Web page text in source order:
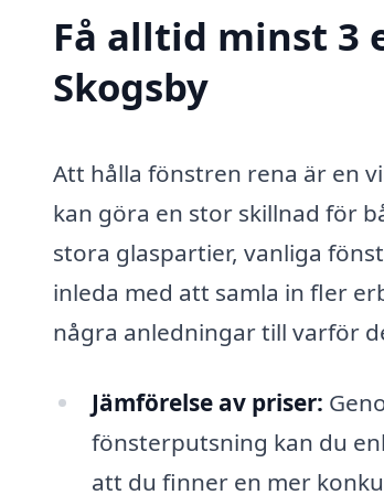
Få alltid minst 3
Skogsby
Att hålla fönstren rena är en
kan göra en stor skillnad för
stora glaspartier, vanliga
inleda med att samla in fler
några anledningar till varför
Jämförelse av priser:
fönsterputsning kan du
att du finner en mer